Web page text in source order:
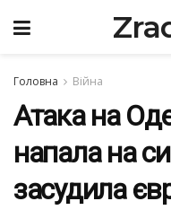
Головна Війна
Атака на
напала на
засудила